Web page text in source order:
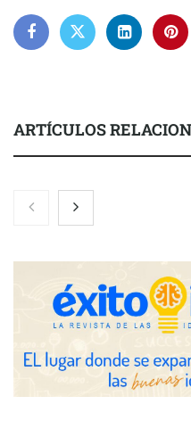
ARTÍCULOS
Nicols presenta seis modelos
eclipse solar del 12 de agosto
Zoomex mejora su Strategy
avanzadas para trading
COMPALISS de LYSOTRIC:
las posibilidades del salón